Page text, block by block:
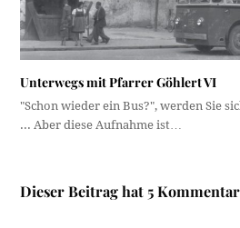
Unterwegs mit Pfarrer Göhlert VI
"Schon wieder ein Bus?", werden Sie
... Aber diese Aufnahme ist…
Dieser Beitrag hat 5